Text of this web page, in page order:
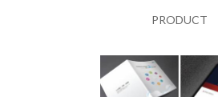
PRODUCT